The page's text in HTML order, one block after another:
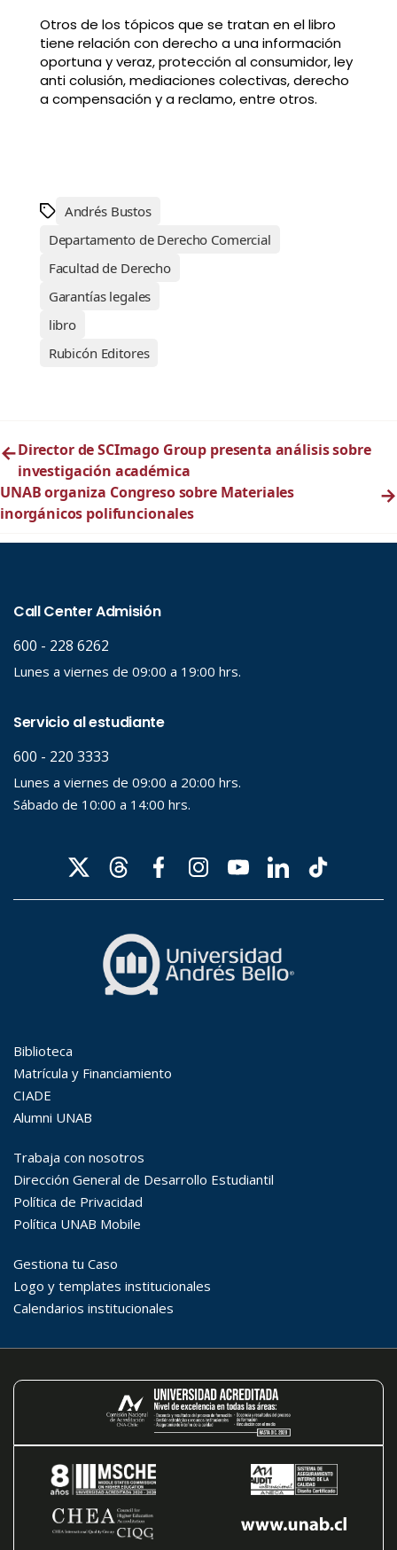
Otros de los tópicos que se tratan en el libro
tiene relación con derecho a una información
oportuna y veraz, protección al consumidor, ley
anti colusión, mediaciones colectivas, derecho
a compensación y a reclamo, entre otros.
Andrés Bustos
Departamento de Derecho Comercial
Facultad de Derecho
Garantías legales
libro
Rubicón Editores
←Director de SCImago Group presenta análisis sobre
investigación académica
UNAB organiza Congreso sobre Materiales
inorgánicos polifuncionales
→